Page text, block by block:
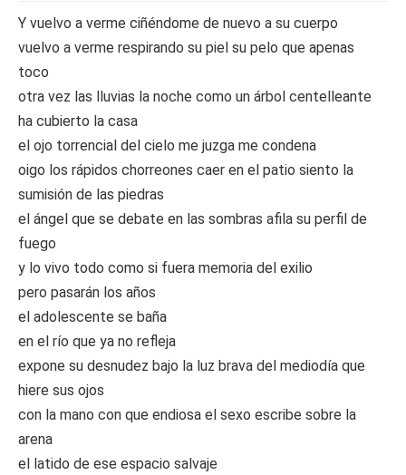
Y vuelvo a verme ciñéndome de nuevo a su cuerpo
vuelvo a verme respirando su piel su pelo que apenas
toco
otra vez las lluvias la noche como un árbol centelleante
ha cubierto la casa
el ojo torrencial del cielo me juzga me condena
oigo los rápidos chorreones caer en el patio siento la
sumisión de las piedras
el ángel que se debate en las sombras afila su perfil de
fuego
y lo vivo todo como si fuera memoria del exilio
pero pasarán los años
el adolescente se baña
en el río que ya no refleja
expone su desnudez bajo la luz brava del mediodía que
hiere sus ojos
con la mano con que endiosa el sexo escribe sobre la
arena
el latido de ese espacio salvaje